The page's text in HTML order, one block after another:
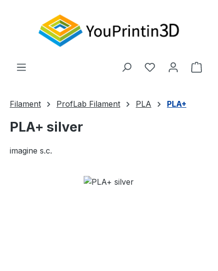
Du hast 0
Filament ProfLab Filament PLA PLA+
PLA+ silver
imagine s.c.